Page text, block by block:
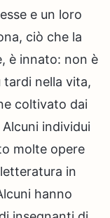
e un loro
ciò che la
è innato: non è
tardi nella vita,
coltivato dai
individui
molte opere
in
hanno